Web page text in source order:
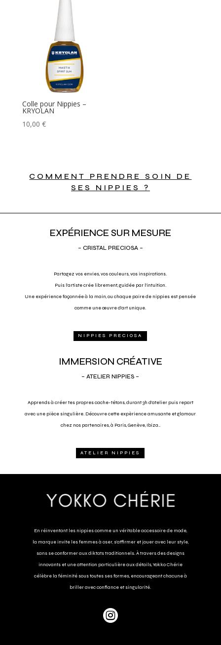
Colle pour Nippies –
KRYOLAN
10,00 €
COMMENT PRENDRE SOIN DE
SES NIPPIES ?
EXPÉRIENCE SUR MESURE
– CRISTAL PRECIOSA –
Partagez vos envies, vos couleurs, vos inspirations.
Puis l’artiste crée librement, guidée par l’intuition.
Une expérience façonnée à la main, ou chaque paire de nippies est pensée
comme une œuvre d’art unique.
NIPPIES PRECIOSA
IMMERSION CRÉATIVE
– ATELIER NIPPIES –
Apprends à créer tes propres cache-tétons, durant 3h d’atelier puis repart
avec une pièce singulière. Découvre cette expèrience amusante et glamour
chez nos partenaires, à Paris, Genève, Ibiza..
ATELIER NIPPIES
En réinventant les nippies comme un véritable accessoire de mode,
la marque invite les femmes à oser, s’affirmer et jouer avec leur style,
sans se conformer aux diktats traditionnels. À travers des designs
innovants et une attention particulière aux détails, Yokko Chérie
célèbre la féminité sous toutes ses formes, encourageant chacune à
briller avec confiance et singularité.
